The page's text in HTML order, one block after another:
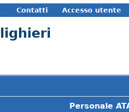
Accesso utente
Contatti
Personale